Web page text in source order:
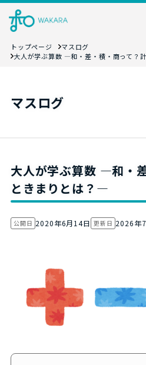
トップページ
マスログ
大人が学ぶ算数 ―和・差・積・商って？
マスログ
大人が学ぶ算数 ―和・
ときまりとは？―
公開日 2020年6月14日 更新日 2026年